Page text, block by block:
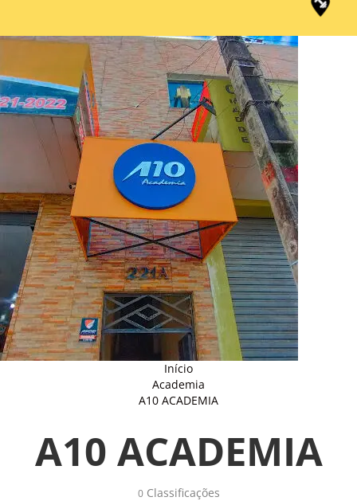
Início
Academia
A10 ACADEMIA
A10 ACADEMIA
0Classificações